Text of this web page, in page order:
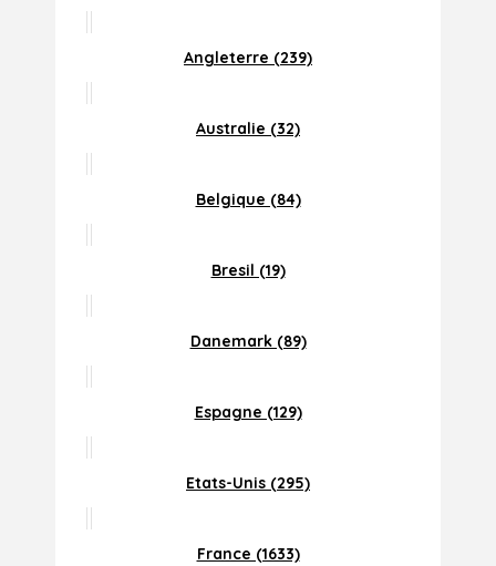
Angleterre (239)
Australie (32)
Belgique (84)
Bresil (19)
Danemark (89)
Espagne (129)
Etats-Unis (295)
France (1633)